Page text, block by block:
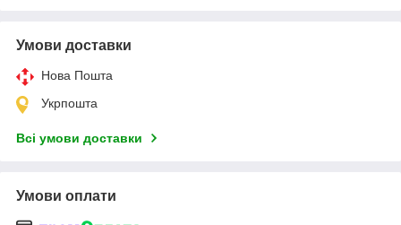
Умови доставки
Нова Пошта
Укрпошта
Всі умови доставки
Умови оплати